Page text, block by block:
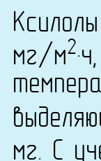
мг/м2
мг. С